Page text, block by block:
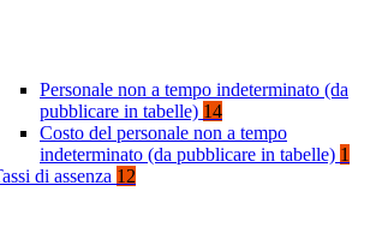
Personale non a tempo indeterminato (da
pubblicare in tabelle) 14
Costo del personale non a tempo
indeterminato (da pubblicare in tabelle) 1
di assenza 12